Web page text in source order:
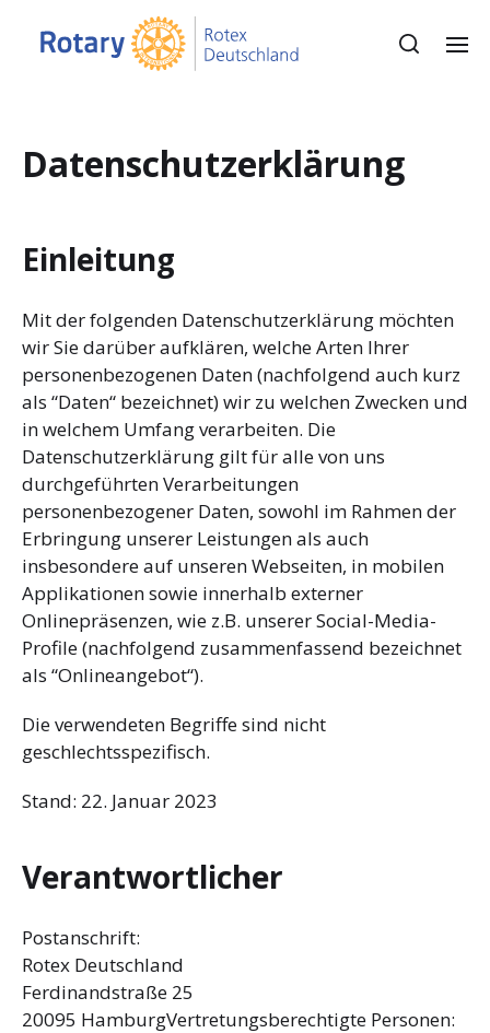
Datenschutzerklärung
Einleitung
Mit der folgenden Datenschutzerklärung möchten
wir Sie darüber aufklären, welche Arten Ihrer
personenbezogenen Daten (nachfolgend auch kurz
als “Daten“ bezeichnet) wir zu welchen Zwecken und
in welchem Umfang verarbeiten. Die
Datenschutzerklärung gilt für alle von uns
durchgeführten Verarbeitungen
personenbezogener Daten, sowohl im Rahmen der
Erbringung unserer Leistungen als auch
insbesondere auf unseren Webseiten, in mobilen
Applikationen sowie innerhalb externer
Onlinepräsenzen, wie z.B. unserer Social-Media-
Profile (nachfolgend zusammenfassend bezeichnet
als “Onlineangebot“).
Die verwendeten Begriffe sind nicht
geschlechtsspezifisch.
Stand: 22. Januar 2023
Verantwortlicher
Postanschrift:
Rotex Deutschland
Ferdinandstraße 25
20095 HamburgVertretungsberechtigte Personen: